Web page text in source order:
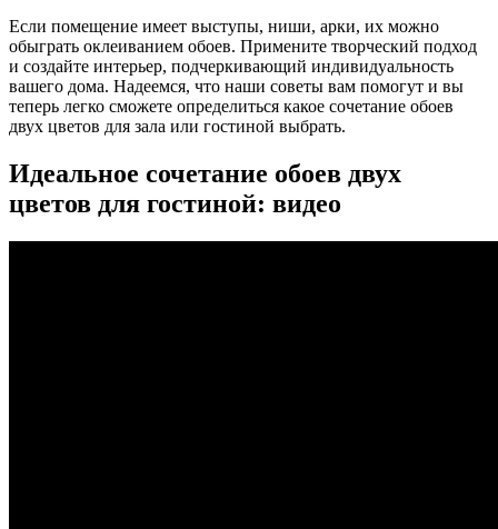
Если помещение имеет выступы, ниши, арки, их можно
обыграть оклеиванием обоев. Примените творческий подход
и создайте интерьер, подчеркивающий индивидуальность
вашего дома. Надеемся, что наши советы вам помогут и вы
теперь легко сможете определиться какое сочетание обоев
двух цветов для зала или гостиной выбрать.
Идеальное сочетание обоев двух
цветов для гостиной: видео